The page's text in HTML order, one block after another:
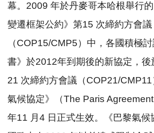
幕。 2009 年於丹麥哥本哈根舉行
變遷框架公約》第15 次締約方會議
（COP15/CMP5）中，各國積極
書》於2012年到期後的新協定，後
21 次締約方會議（COP21/CMP11
氣候協定》（The Paris Agreement
年11 月 4 日正式生效。《巴黎氣候